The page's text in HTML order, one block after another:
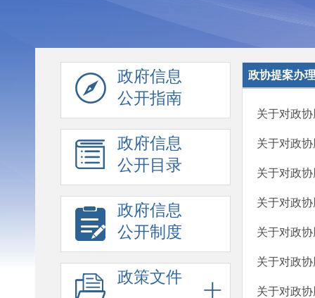
政府信息
公开指南
政府信息
公开目录
政府信息
公开制度
政策文件
政协提案办
关于对政
关于对政
关于对政
关于对政
关于对政
关于对政
关于对政